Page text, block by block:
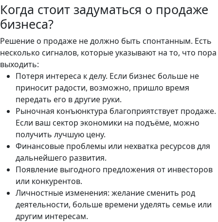
Когда стоит задуматься о продаже
бизнеса?
Решение о продаже не должно быть спонтанным. Есть
несколько сигналов, которые указывают на то, что пора
выходить:
Потеря интереса к делу. Если бизнес больше не
приносит радости, возможно, пришло время
передать его в другие руки.
Рыночная конъюнктура благоприятствует продаже.
Если ваш сектор экономики на подъёме, можно
получить лучшую цену.
Финансовые проблемы или нехватка ресурсов для
дальнейшего развития.
Появление выгодного предложения от инвесторов
или конкурентов.
Личностные изменения: желание сменить род
деятельности, больше времени уделять семье или
другим интересам.